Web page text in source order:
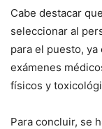
Cabe destacar
seleccionar al
para el puesto,
exámenes
físicos y
Para concluir, se